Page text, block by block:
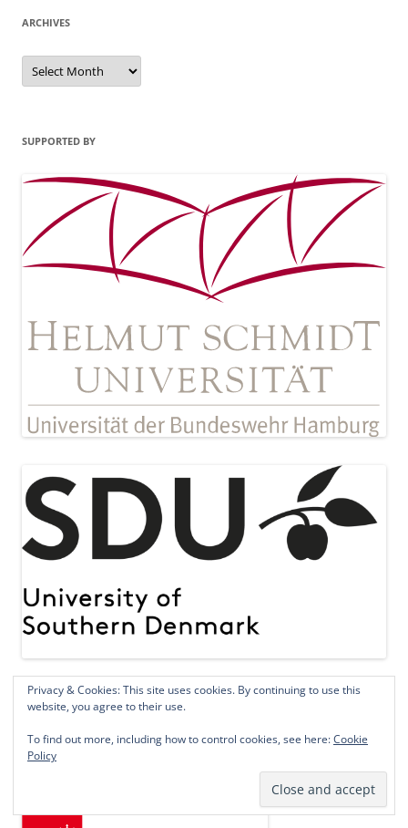
ARCHIVES
Archives
SUPPORTED BY
Privacy & Cookies: This site uses cookies. By continuing to use this
website, you agree to their use.
To find out more, including how to control cookies, see here:Cookie
Policy